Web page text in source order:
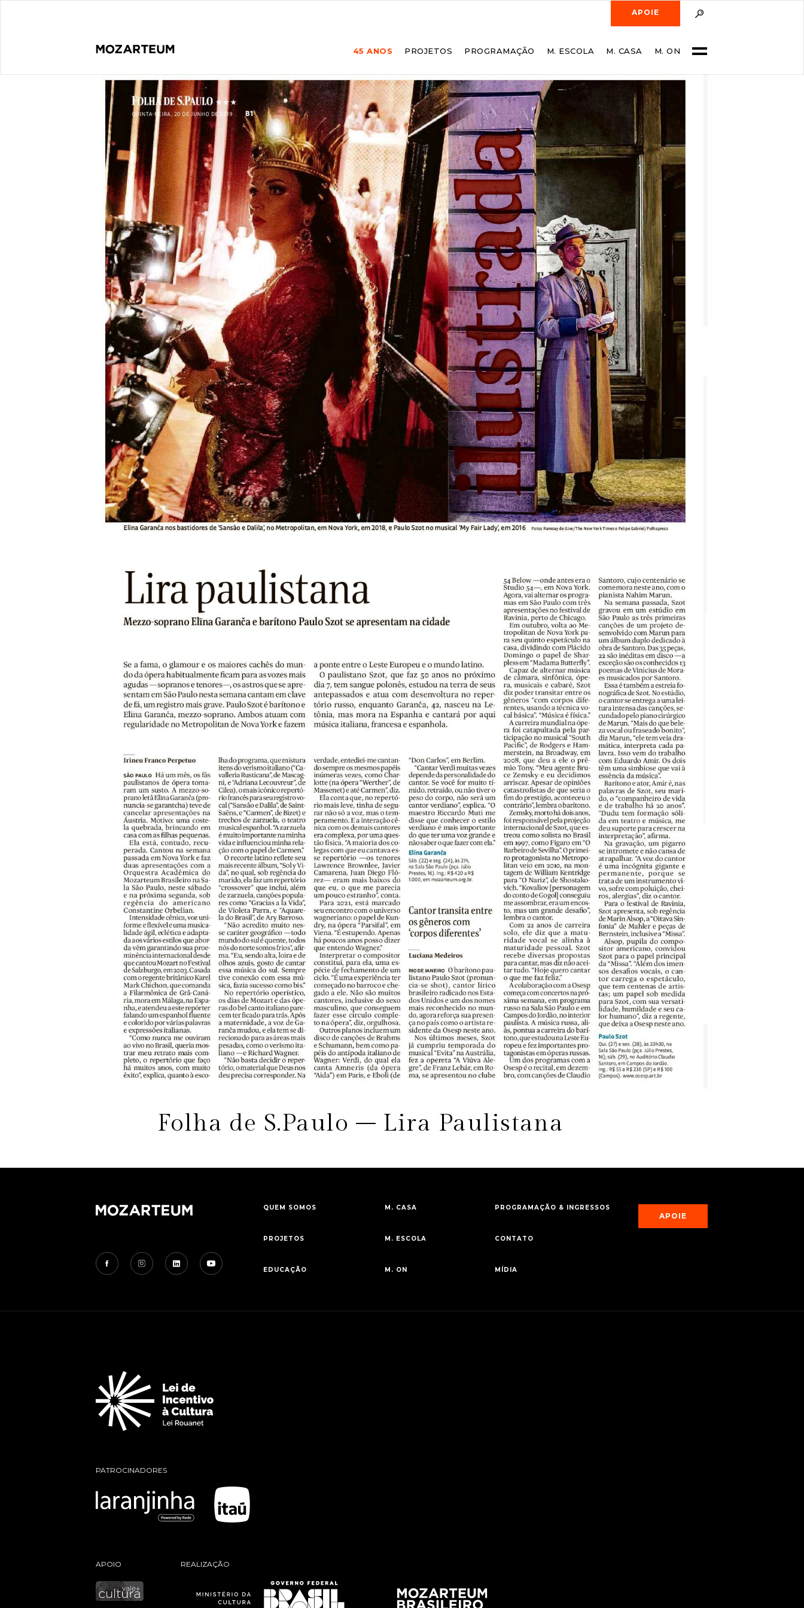
APOIE
45 ANOS PROJETOS PROGRAMAÇÃO M. ESCOLA M. CASA M. ON
Folha de S.Paulo – Lira Paulistana
QUEM SOMOS
PROJETOS
EDUCAÇÃO
M. CASA
M. ESCOLA
M. ON
PROGRAMAÇÃO & INGRESSOS
CONTATO
MÍDIA
APOIE
PATROCINADORES
APOIO REALIZAÇÃO